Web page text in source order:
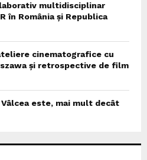
multidisciplinar
în România și Republica
cinematografice cu
și retrospective de film
Vâlcea este, mai mult decât